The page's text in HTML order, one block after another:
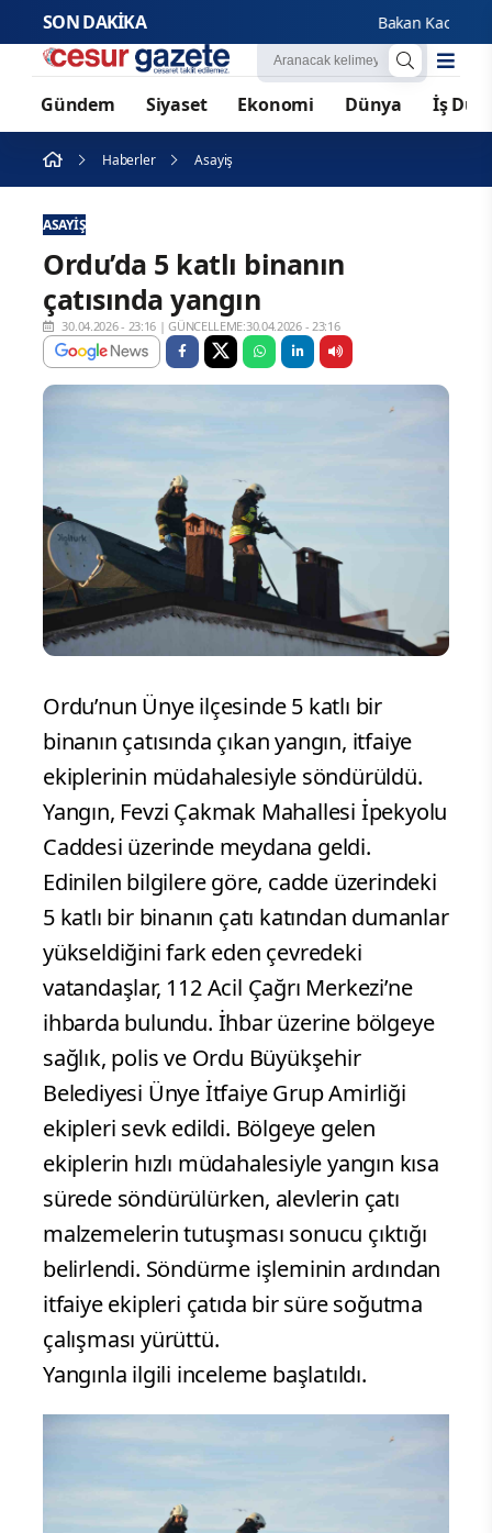
SON DAKİKA Bakan Kacır ve
Gündem Siyaset Ekonomi Dünya İş
Haberler Asayiş
ASAYIŞ
Ordu’da 5 katlı binanın
çatısında yangın
30.04.2026 - 23:16 |GÜNCELLEME:30.04.2026 - 23:16
Ordu’nun Ünye ilçesinde 5 katlı bir
binanın çatısında çıkan yangın, itfaiye
ekiplerinin müdahalesiyle söndürüldü.
Yangın, Fevzi Çakmak Mahallesi İpekyolu
Caddesi üzerinde meydana geldi.
Edinilen bilgilere göre, cadde üzerindeki
5 katlı bir binanın çatı katından dumanlar
yükseldiğini fark eden çevredeki
vatandaşlar, 112 Acil Çağrı Merkezi’ne
ihbarda bulundu. İhbar üzerine bölgeye
sağlık, polis ve Ordu Büyükşehir
Belediyesi Ünye İtfaiye Grup Amirliği
ekipleri sevk edildi. Bölgeye gelen
ekiplerin hızlı müdahalesiyle yangın kısa
sürede söndürülürken, alevlerin çatı
malzemelerin tutuşması sonucu çıktığı
belirlendi. Söndürme işleminin ardından
itfaiye ekipleri çatıda bir süre soğutma
çalışması yürüttü.
Yangınla ilgili inceleme başlatıldı.